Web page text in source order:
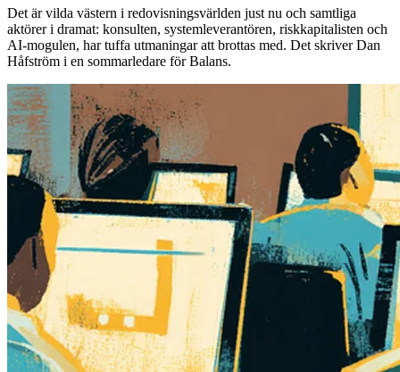
Det är vilda västern i redovisningsvärlden just nu och samtliga
aktörer i dramat: konsulten, systemleverantören, riskkapitalisten och
AI-mogulen, har tuffa utmaningar att brottas med. Det skriver Dan
Håfström i en sommarledare för Balans.